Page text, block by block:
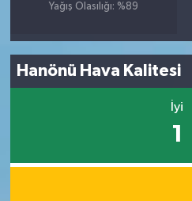
Yağış Olasılığı: %89
Hanönü Hava Kalitesi
İyi
1